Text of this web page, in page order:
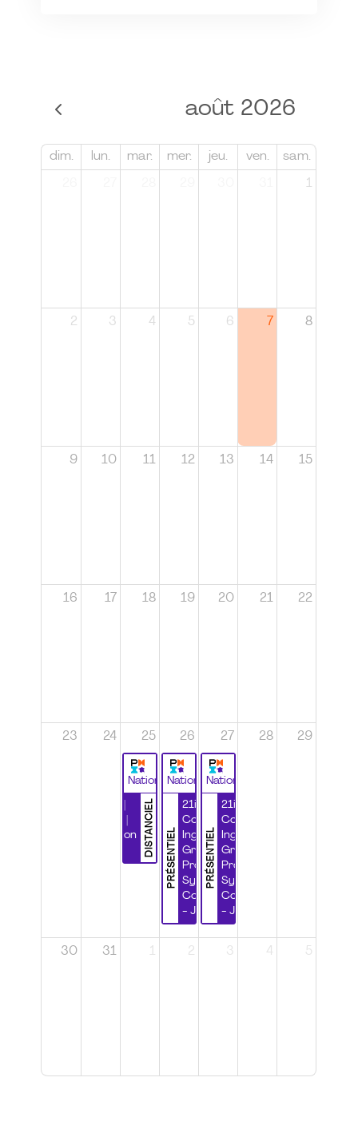
août 2026
dim. lun. mar. mer. jeu. ven. sam.
1
2 3 4 5 6 7 8
9 10 11 12 13 14 15
16 17 18 19 20 21 22
23 24 25
National
DISTANCIEL
Certification
26
National
PRÉSENTIEL
21ième
Congrès
Ingénierie
Grands
Projets et
Systèmes
Complexes
- Jour 1
27
National
PRÉSENTIEL
21ième
Congrès
Ingénierie
Grands
Projets et
Systèmes
Complexes
- Jour 2
28 29
30 31 1 2 3 4 5